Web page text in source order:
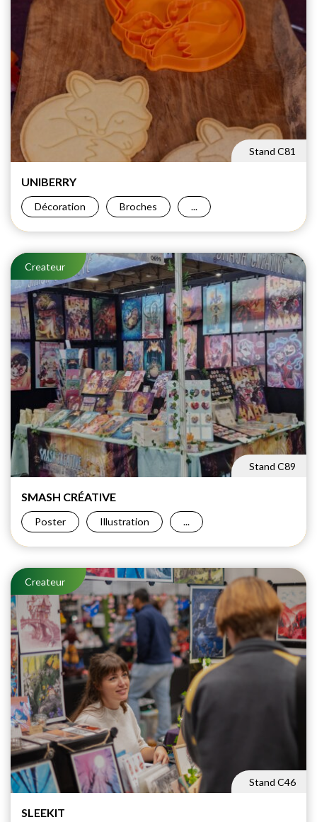
Stand C81
UNIBERRY
Décoration Broches ...
Stand C89
Createur
SMASH CRÉATIVE
Poster Illustration ...
Stand C46
Createur
SLEEKIT